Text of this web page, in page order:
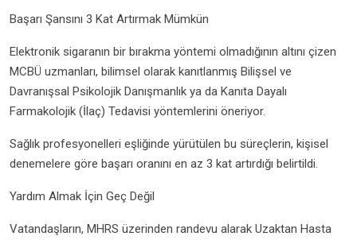
Başarı Şansını 3 Kat Artırmak Mümkün
Elektronik sigaranın bir bırakma yöntemi olmadığının altını çizen
MCBÜ uzmanları, bilimsel olarak kanıtlanmış Bilişsel ve
Davranışsal Psikolojik Danışmanlık ya da Kanıta Dayalı
Farmakolojik (İlaç) Tedavisi yöntemlerini öneriyor.
Sağlık profesyonelleri eşliğinde yürütülen bu süreçlerin, kişisel
denemelere göre başarı oranını en az 3 kat artırdığı belirtildi.
Yardım Almak İçin Geç Değil
Vatandaşların, MHRS üzerinden randevu alarak Uzaktan Hasta